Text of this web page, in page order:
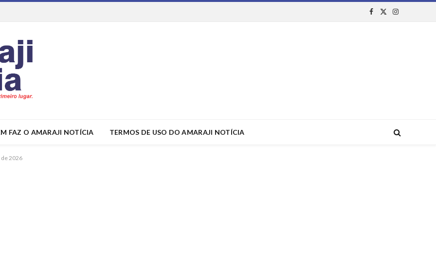
Facebook
X
Instagram
FAZ O AMARAJI NOTÍCIA TERMOS DE USO DO AMARAJI NOTÍCIA
de 2026